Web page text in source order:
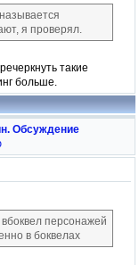
я проверял.
такие
больше.
Обсуждение
персонажей
в боквелах